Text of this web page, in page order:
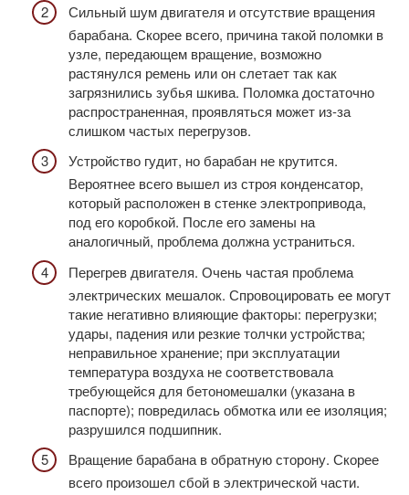
Сильный шум двигателя и отсутствие вращения
барабана. Скорее всего, причина такой поломки в
узле, передающем вращение, возможно
растянулся ремень или он слетает так как
загрязнились зубья шкива. Поломка достаточно
распространенная, проявляться может из-за
слишком частых перегрузов.
Устройство гудит, но барабан не крутится.
Вероятнее всего вышел из строя конденсатор,
который расположен в стенке электропривода,
под его коробкой. После его замены на
аналогичный, проблема должна устраниться.
Перегрев двигателя. Очень частая проблема
электрических мешалок. Спровоцировать ее могут
такие негативно влияющие факторы: перегрузки;
удары, падения или резкие толчки устройства;
неправильное хранение; при эксплуатации
температура воздуха не соответствовала
требующейся для бетономешалки (указана в
паспорте); повредилась обмотка или ее изоляция;
разрушился подшипник.
Вращение барабана в обратную сторону. Скорее
всего произошел сбой в электрической части.